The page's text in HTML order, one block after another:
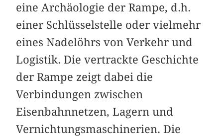
eine Archäologie der Rampe, d.h.
einer Schlüsselstelle oder vielmehr
eines Nadelöhrs von Verkehr und
Logistik. Die vertrackte Geschichte
der Rampe zeigt dabei die
Verbindungen zwischen
Eisenbahnnetzen, Lagern und
Vernichtungsmaschinerien. Die